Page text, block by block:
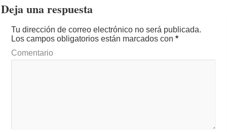
Deja una respuesta
Tu dirección de correo electrónico no será publicada.
Los campos obligatorios están marcados con*
Comentario